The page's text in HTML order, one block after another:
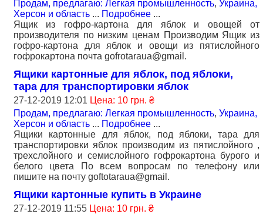
Продам, предлагаю: Легкая промышленность, Украина,
Херсон и область ... Подробнее ...
Ящик из гофро-картона для яблок и овощей от
производителя по низким ценам Производим Ящик из
гофро-картона для яблок и овощи из пятислойного
гофрокартона почта gofrotaraua@gmail.
Ящики картонные для яблок, под яблоки,
тара для транспортировки яблок
27-12-2019 12:01 Цена: 10 грн. ₴
Продам, предлагаю: Легкая промышленность, Украина,
Херсон и область ... Подробнее ...
Ящики картонные для яблок, под яблоки, тара для
транспортировки яблок производим из пятислойного ,
трехслойного и семислойного гофрокартона бурого и
белого цвета По всем вопросам по телефону или
пишите на почту goftotaraua@gmail.
Ящики картонные купить в Украине
27-12-2019 11:55 Цена: 10 грн. ₴